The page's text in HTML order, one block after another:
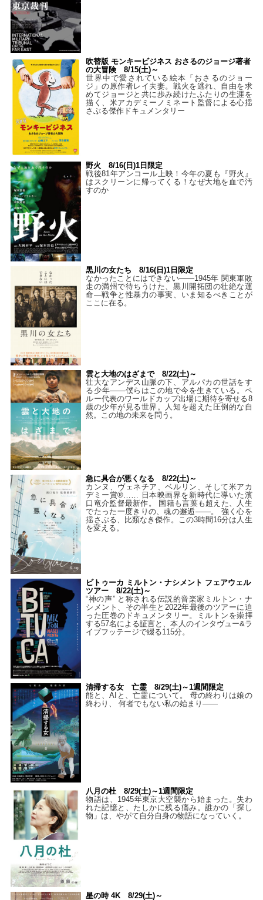
吹替版 モンキービジネス おさるのジョージ著者
の大冒険 8/15(土)～
世界中で愛されている絵本「おさるのジョー
ジ」の原作者レイ夫妻。戦火を逃れ、自由を求
めてジョージと共に歩み続けたふたりの生涯を
描く、米アカデミーノミネート監督による心揺
さぶる傑作ドキュメンタリー
野火 8/16(日)1日限定
戦後81年アンコール上映！今年の夏も『野火』
はスクリーンに帰ってくる！なぜ大地を血で汚
すのか
黒川の女たち 8/16(日)1日限定
なかったことにはできない——1945年 関東軍敗
走の満州で待ちうけた、黒川開拓団の壮絶な運
命―戦争と性暴力の事実、いま知るべきことが
ここに在る。
雲と大地のはざまで 8/22(土)～
壮大なアンデス山脈の下、アルパカの世話をす
る少年――僕らはこの地で今を生きている。ペ
ルー代表のワールドカップ出場に期待を寄せる8
歳の少年が見る世界。人知を超えた圧倒的な自
然。この地の未来を問う。
急に具合が悪くなる 8/22(土)～
カンヌ、ヴェネチア、ベルリン、そして米アカ
デミー賞®…… 日本映画界を新時代に導いた濱
口竜介監督最新作。 国籍も言葉も超えた、人生
でたった一度きりの、魂の邂逅――。 強く心を
揺さぶる、比類なき傑作。この3時間16分は人生
を変える。
ビトゥーカ ミルトン・ナシメント フェアウェル
ツアー 8/22(土)～
“神の声” と称される伝説的音楽家ミルトン・ナ
シメント、その半生と2022年最後のツアーに迫
った圧巻のドキュメンタリー。ミルトンを崇拝
する57名による証言と、本人のインタヴュー&ラ
イブフッテージで綴る115分。
清掃する女 亡霊 8/29(土)～1週間限定
能と、AIと、亡霊について。 母の終わりは娘の
終わり、 何者でもない私の始まり――
八月の杜 8/29(土)～1週間限定
物語は、1945年東京大空襲から始まった。失わ
れた記憶と、たしかに残る痛み。誰かの「探し
物」は、やがて自分自身の物語になっていく。
星の時 4K 8/29(土)～